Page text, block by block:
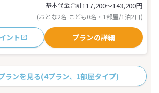
基本代金合計117,200〜143,200円
(おとな2名 こども0名・1部屋/1泊2日)
ント プランの詳細
ランを見る(4プラン、1部屋タイプ)